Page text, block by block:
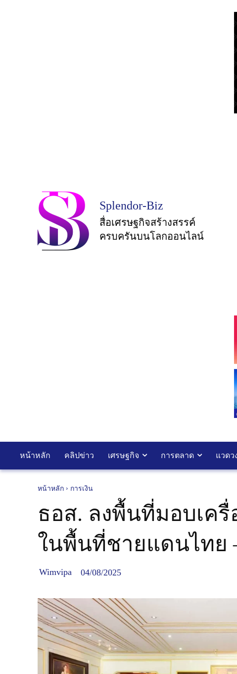
Splendor-Biz
สื่อเศรษฐกิจสร้างสรรค์
ครบครันบนโลกออนไลน์
หน้าหลัก คลิปข่าว เศรษฐกิจ การตลาด แวดว
หน้าหลัก การเงิน
ธอส. ลงพื้นที่มอบเค
ในพื้นที่ชายแดนไทย
Wimvipa 04/08/2025